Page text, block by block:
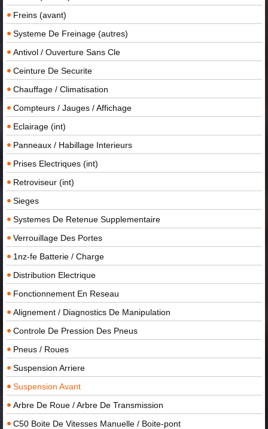
Freins (avant)
Systeme De Freinage (autres)
Antivol / Ouverture Sans Cle
Ceinture De Securite
Chauffage / Climatisation
Compteurs / Jauges / Affichage
Eclairage (int)
Panneaux / Habillage Interieurs
Prises Electriques (int)
Retroviseur (int)
Sieges
Systemes De Retenue Supplementaire
Verrouillage Des Portes
1nz-fe Batterie / Charge
Distribution Electrique
Fonctionnement En Reseau
Alignement / Diagnostics De Manipulation
Controle De Pression Des Pneus
Pneus / Roues
Suspension Arriere
Suspension Avant
Arbre De Roue / Arbre De Transmission
C50 Boite De Vitesses Manuelle / Boite-pont